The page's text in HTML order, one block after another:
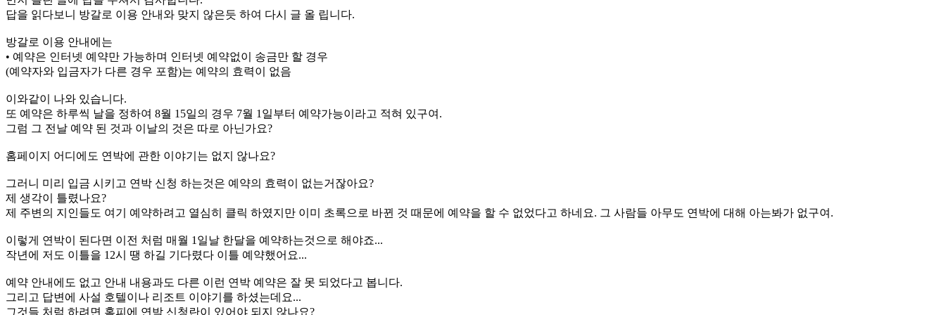
답을 읽다보니 방갈로 이용 안내와 맞지 않은듯 하여 다시 글 올 립니다.
방갈로 이용 안내에는
• 예약은 인터넷 예약만 가능하며 인터넷 예약없이 송금만 할 경우
(예약자와 입금자가 다른 경우 포함)는 예약의 효력이 없음
이와같이 나와 있습니다.
또 예약은 하루씩 날을 정하여 8월 15일의 경우 7월 1일부터 예약가능이라고 적혀 있구여.
그럼 그 전날 예약 된 것과 이날의 것은 따로 아닌가요?
홈페이지 어디에도 연박에 관한 이야기는 없지 않나요?
그러니 미리 입금 시키고 연박 신청 하는것은 예약의 효력이 없는거잖아요?
제 생각이 틀렸나요?
제 주변의 지인들도 여기 예약하려고 열심히 클릭 하였지만 이미 초록으로 바뀐 것 때문에 예약을 할 수 없었다고 하네요. 그 사람들 아무도 연박에 대해 아는봐가 없구여.
이렇게 연박이 된다면 이전 처럼 매월 1일날 한달을 예약하는것으로 해야죠...
작년에 저도 이틀을 12시 땡 하길 기다렸다 이틀 예약했어요...
예약 안내에도 없고 안내 내용과도 다른 이런 연박 예약은 잘 못 되었다고 봅니다.
그리고 답변에 사설 호텔이나 리조트 이야기를 하셨는데요...
그것들 처럼 하려면 홈피에 연박 신청란이 있어야 되지 않나요?